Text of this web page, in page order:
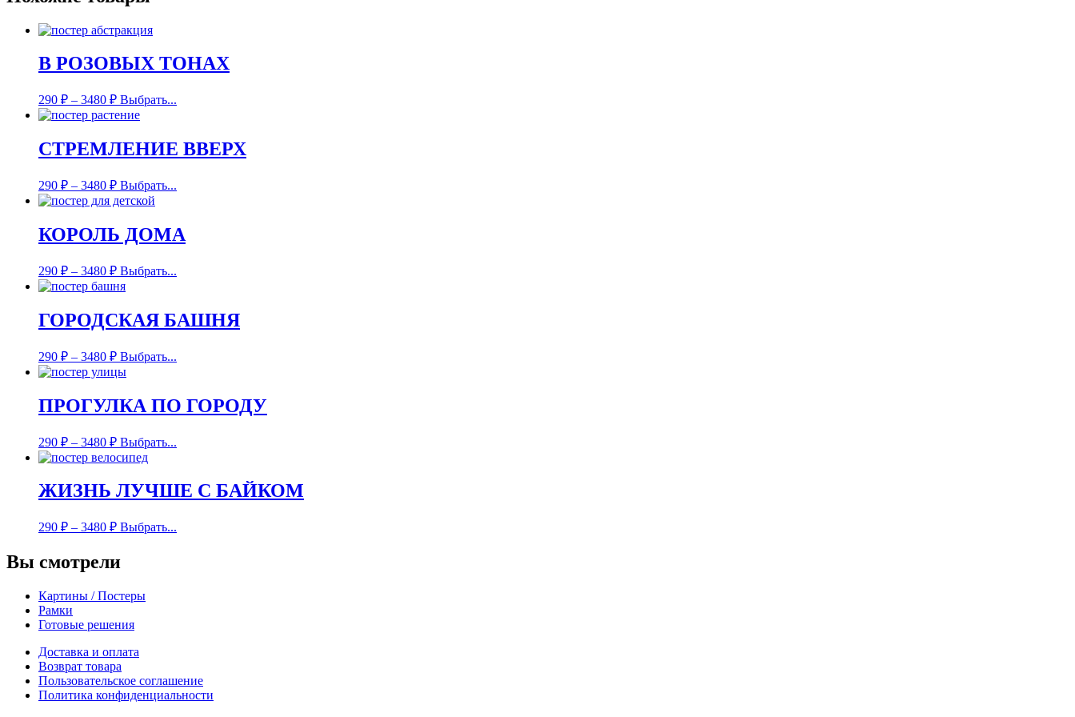
В РОЗОВЫХ ТОНАХ
290 ₽ – 3480 ₽ Выбрать...
СТРЕМЛЕНИЕ ВВЕРХ
290 ₽ – 3480 ₽ Выбрать...
КОРОЛЬ ДОМА
290 ₽ – 3480 ₽ Выбрать...
ГОРОДСКАЯ БАШНЯ
290 ₽ – 3480 ₽ Выбрать...
ПРОГУЛКА ПО ГОРОДУ
290 ₽ – 3480 ₽ Выбрать...
ЖИЗНЬ ЛУЧШЕ С БАЙКОМ
290 ₽ – 3480 ₽ Выбрать...
Вы смотрели
Картины / Постеры
Рамки
Готовые решения
Доставка и оплата
Возврат товара
Пользовательское соглашение
Политика конфиденциальности